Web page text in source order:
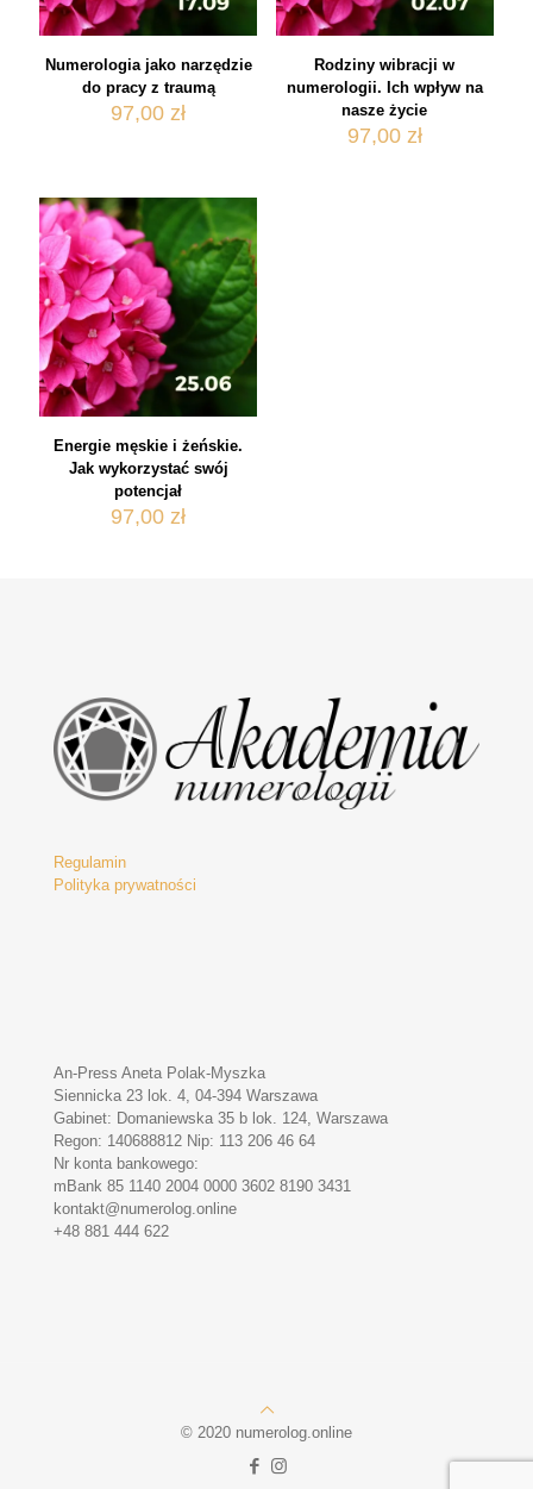
Numerologia jako narzędzie
do pracy z traumą
97,00zł
Rodziny wibracji w
numerologii. Ich wpływ na
nasze życie
97,00 zł
Energie męskie i żeńskie.
Jak wykorzystać swój
potencjał
97,00 zł
Regulamin
Polityka prywatności
An-Press Aneta Polak-Myszka
Siennicka 23 lok. 4, 04-394 Warszawa
Gabinet: Domaniewska 35 b lok. 124, Warszawa
Regon: 140688812 Nip: 113 206 46 64
Nr konta bankowego:
mBank 85 1140 2004 0000 3602 8190 3431
kontakt@numerolog.online
+48 881 444 622
© 2020 numerolog.online